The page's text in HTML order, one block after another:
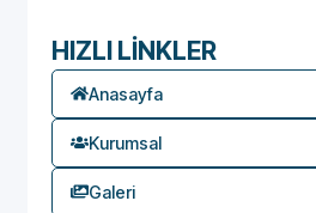
HIZLI LİNKLER
Anasayfa
Kurumsal
Galeri